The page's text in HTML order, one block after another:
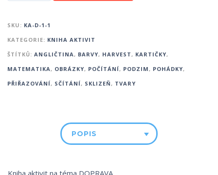
SKU: KA-D-1-1
KATEGORIE: KNIHA AKTIVIT
ŠTÍTKŮ: ANGLIČTINA , BARVY, HARVEST , KARTIČKY,
MATEMATIKA , OBRÁZKY, POČÍTÁNÍ, PODZIM , POHÁDKY,
PŘIŘAZOVÁNÍ, SČÍTÁNÍ, SKLIZEŇ , TVARY
POPIS
Kniha aktivit na téma DOPRAVA